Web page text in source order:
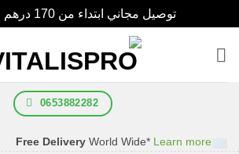
توصيل مجاني ابتداء من 170 درهم
0653882282
Free Delivery World Wide* Learn more